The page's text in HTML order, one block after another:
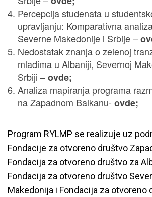
Percepcija studenata u
upravljanju: Komparativna
Severne Makedonije i Srbije –
Nedostatak znanja o zelenoj
mladima u Albaniji, Severnoj
Srbiji –ovde;
Analiza mapiranja programa
na Zapadnom Balkanu- ovde;
Program RYLMP se realizuje uz
Fondacije za otvoreno društvo
Fondacija za otvoreno društvo za
Fondacija za otvoreno društvo
Makedonija i Fondacija za otvoreno